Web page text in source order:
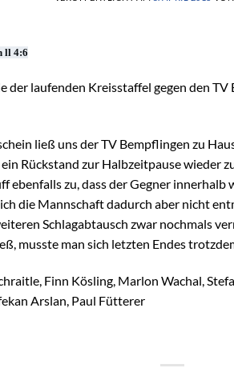
ll 4:6
der laufenden Kreisstaffel gegen den
ließ uns der TV Bempflingen zu
Rückstand zur Halbzeitpause wieder
ebenfalls zu, dass der Gegner
die Mannschaft dadurch aber nicht
Schlagabtausch zwar nochmals
musste man sich letzten Endes
Finn Kösling, Marlon Wachal,
Arslan, Paul Fütterer